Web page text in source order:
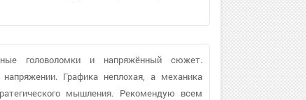
головоломки и напряжённый сюжет.
Графика неплохая, а механика
мышления. Рекомендую всем